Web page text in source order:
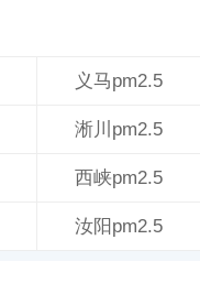
义马pm2.5
淅川pm2.5
西峡pm2.5
汝阳pm2.5